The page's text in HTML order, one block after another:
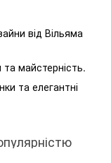
від Вільяма
та майстерність.
та елегантні